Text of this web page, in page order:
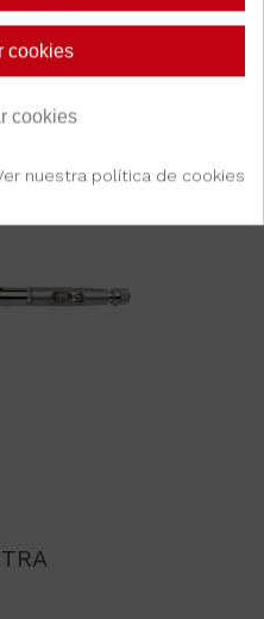
más
cookies
cookies
nuestra política de cookies